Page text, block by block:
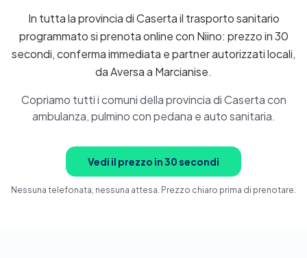
Accedi
Prenota ora
In tutta la provincia di Caserta il trasporto sanitario
programmato si prenota online con Niino: prezzo in 30
secondi, conferma immediata e partner autorizzati locali,
da Aversa a Marcianise.
Copriamo tutti i comuni della provincia di Caserta con
ambulanza, pulmino con pedana e auto sanitaria.
Vedi il prezzo in 30 secondi
Nessuna telefonata, nessuna attesa. Prezzo chiaro prima di prenotare.